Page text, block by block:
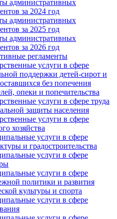
административных
за 2024 год
административных
за 2025 год
административных
за 2026 год
регламенты
услуги в сфере
поддержки детей-сирот и
без попечения
опеки и попечительства
услуги в сфере труда
защиты населения
услуги в сфере
хозяйства
услуги в сфере
и градостроительства
услуги в сфере
услуги в сфере
политики и развития
культуры и спорта
услуги в сфере